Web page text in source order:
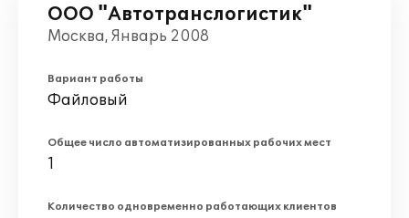
ООО "Автотранслогистик"
Москва, Январь 2008
Вариант работы
Файловый
Общее число автоматизированных рабочих мест
1
Количество одновременно работающих клиентов